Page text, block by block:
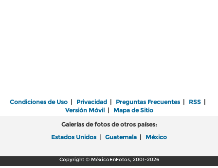
Condiciones de Uso | Privacidad | Preguntas Frecuentes | RSS |
Versión Móvil| Mapa de Sitio
Galerías de fotos de otros países:
Estados Unidos | Guatemala | México
Copyright © MéxicoEnFotos, 2001-2026